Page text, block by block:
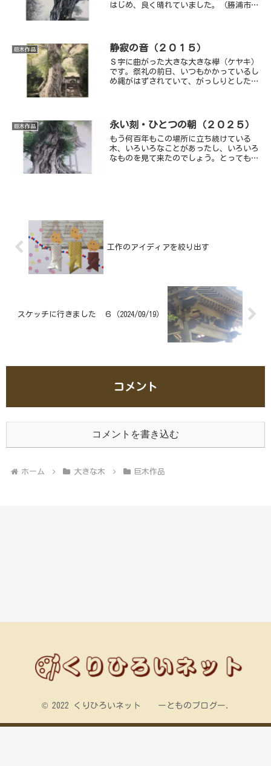
はじめ、良く晴れていました。（勝浦市
巨木作品 静寂の音（２０１５）
Ｓ字に曲がった大きな大きな欅（ケヤキ）
です。祭礼の前日、いつもかかっているし
め縄がはずされていて、がっしりとした幹
巨木作品 永い刻・ひとつの朝（２０２５）
もう何百年もこの場所に立ち続けている
木、いろいろなことがあったし、いろいろ
なものを見て来たのでしょう。とっても永
工作のアイディアを絞り出す
スケッチに行きました ６（2024/09/19）
コメント
コメントを書き込む
ホーム 大きな木 巨木作品
© 2022 くりひろいネット ーとものブログー.